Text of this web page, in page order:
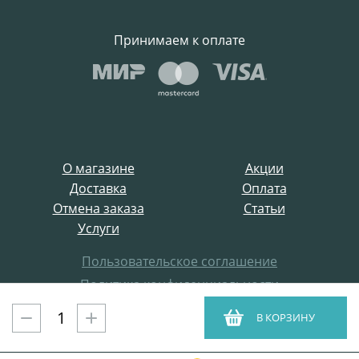
В КОРЗИНУ
О магазине
Акции
Доставка
Оплата
Отмена заказа
Статьи
Услуги
Пользовательское соглашение
Политика конфиденциальности
Все права защищены
ProffElectro.ru © 2021
Принимаем к оплате